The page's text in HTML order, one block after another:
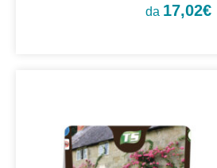
da 17,02€